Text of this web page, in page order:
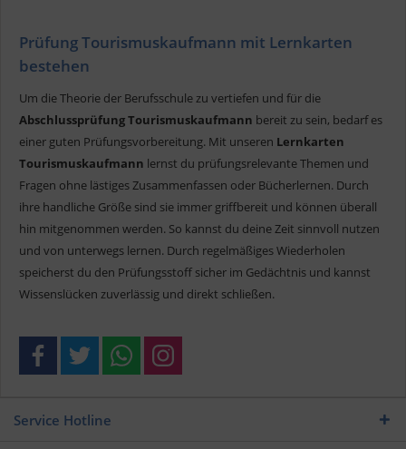
Prüfung Tourismuskaufmann mit Lernkarten
bestehen
Um die Theorie der Berufsschule zu vertiefen und für die
Abschlussprüfung Tourismuskaufmann bereit zu sein, bedarf es
einer guten Prüfungsvorbereitung. Mit unseren Lernkarten
Tourismuskaufmann lernst du prüfungsrelevante Themen und
Fragen ohne lästiges Zusammenfassen oder Bücherlernen. Durch
ihre handliche Größe sind sie immer griffbereit und können überall
hin mitgenommen werden. So kannst du deine Zeit sinnvoll nutzen
und von unterwegs lernen. Durch regelmäßiges Wiederholen
speicherst du den Prüfungsstoff sicher im Gedächtnis und kannst
Wissenslücken zuverlässig und direkt schließen.
Service Hotline